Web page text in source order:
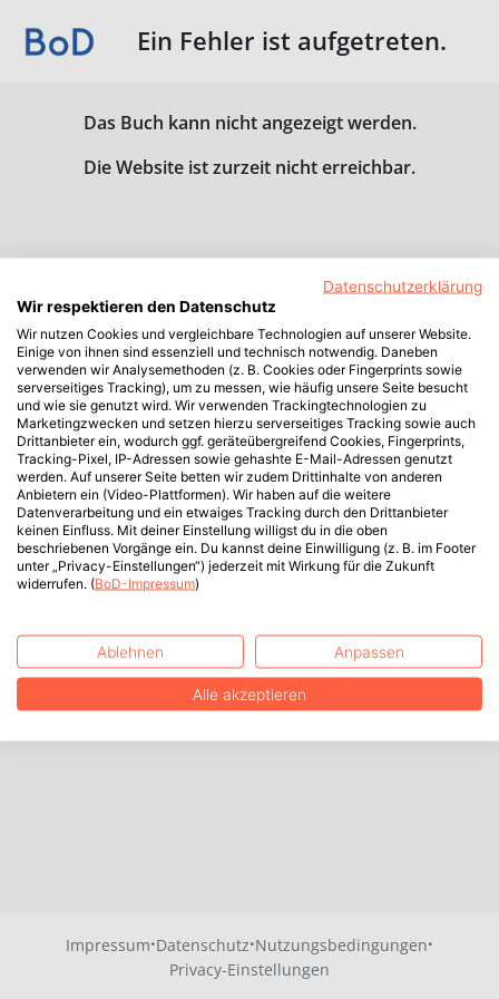
Ein Fehler ist aufgetreten.
Das Buch kann nicht angezeigt werden.
Die Website ist zurzeit nicht erreichbar.
Impressum·Datenschutz·Nutzungsbedingungen·
Privacy-Einstellungen
Datenschutzerklärung
Wir respektieren den Datenschutz
Wir nutzen Cookies und vergleichbare Technologien auf unserer Website.
Einige von ihnen sind essenziell und technisch notwendig. Daneben
verwenden wir Analysemethoden (z. B. Cookies oder Fingerprints sowie
serverseitiges Tracking), um zu messen, wie häufig unsere Seite besucht
und wie sie genutzt wird. Wir verwenden Trackingtechnologien zu
Marketingzwecken und setzen hierzu serverseitiges Tracking sowie auch
Drittanbieter ein, wodurch ggf. geräteübergreifend Cookies, Fingerprints,
Tracking-Pixel, IP-Adressen sowie gehashte E-Mail-Adressen genutzt
werden. Auf unserer Seite betten wir zudem Drittinhalte von anderen
Anbietern ein (Video-Plattformen). Wir haben auf die weitere
Datenverarbeitung und ein etwaiges Tracking durch den Drittanbieter
keinen Einfluss. Mit deiner Einstellung willigst du in die oben
beschriebenen Vorgänge ein. Du kannst deine Einwilligung (z. B. im Footer
unter „Privacy-Einstellungen“) jederzeit mit Wirkung für die Zukunft
widerrufen. (BoD-Impressum)
Ablehnen Anpassen
Alle akzeptieren